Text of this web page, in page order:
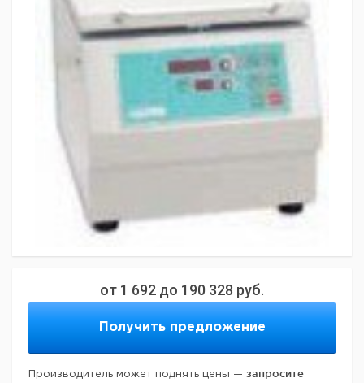
от 1 692 до 190 328 руб.
Получить предложение
Производитель может поднять цены — запросите